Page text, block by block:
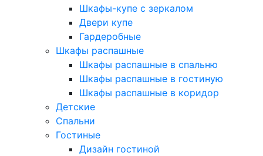
Шкафы-купе с зеркалом
Двери купе
Гардеробные
Шкафы распашные
Шкафы распашные в спальню
Шкафы распашные в гостиную
Шкафы распашные в коридор
Детские
Спальни
Гостиные
Дизайн гостиной